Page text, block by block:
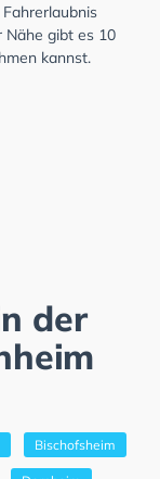
Nähe gibt es 10
kannst.
der
Bischofsheim